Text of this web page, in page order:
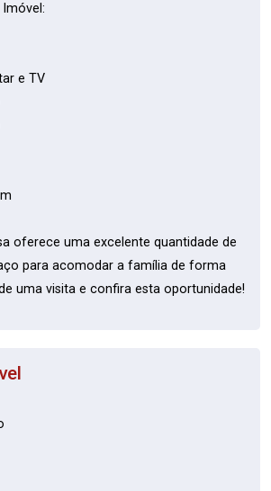
e TV
oferece uma excelente quantidade de
para acomodar a família de forma
uma visita e confira esta oportunidade!